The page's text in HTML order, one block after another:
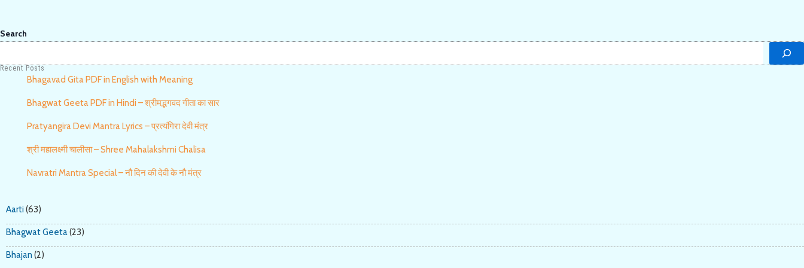
Search
Recent Posts
Bhagavad Gita PDF in English with Meaning
Bhagwat Geeta PDF in Hindi – श्रीमद्भगवद गीता का सार
Pratyangira Devi Mantra Lyrics – प्रत्यंगिरा देवी मंत्र
श्री महालक्ष्मी चालीसा – Shree Mahalakshmi Chalisa
Navratri Mantra Special – नौ दिन की देवी के नौ मंत्र
Aarti (63)
Bhagwat Geeta(23)
Bhajan (2)